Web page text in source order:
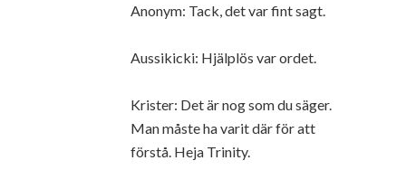
Anonym: Tack, det var fint sagt.
Aussikicki: Hjälplös var ordet.
Krister: Det är nog som du säger.
Man måste ha varit där för att
förstå. Heja Trinity.